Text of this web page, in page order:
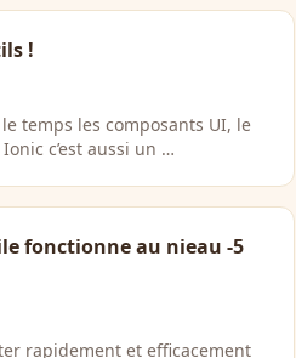
!
temps les composants UI, le
c’est aussi un …
fonctionne au nieau -5
rapidement et efficacement